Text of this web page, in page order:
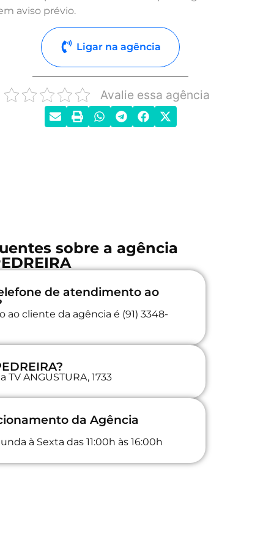
aviso prévio.
Ligar na agência
Avalie essa agência
sobre a agência
de atendimento ao
cliente da agência é (91) 3348-
ANGUSTURA, 1733
da Agência
à Sexta das 11:00h às 16:00h